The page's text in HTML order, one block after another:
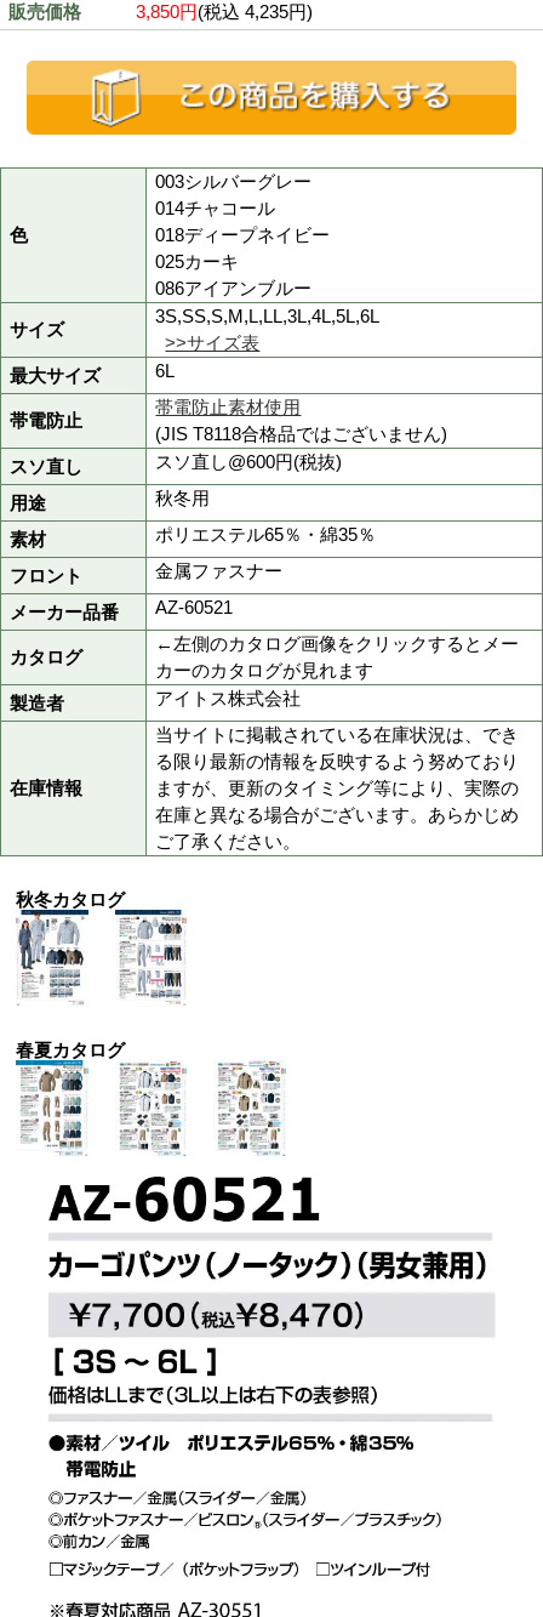
品番
az60521
商品名
秋冬用ノータックカー
定価
7,700円(税抜)
販売価格
3,850円
色
086アイアンブルー
サイズ
>>サイズ表
最大サイズ
6L
帯電防止
帯電防止素材使用
(JIS T8118合格品で
スソ直し
スソ直し@600円(税
用途
秋冬用
素材 ポリエステル65％・
フロント
金属ファスナー
メーカー品番
AZ-60521